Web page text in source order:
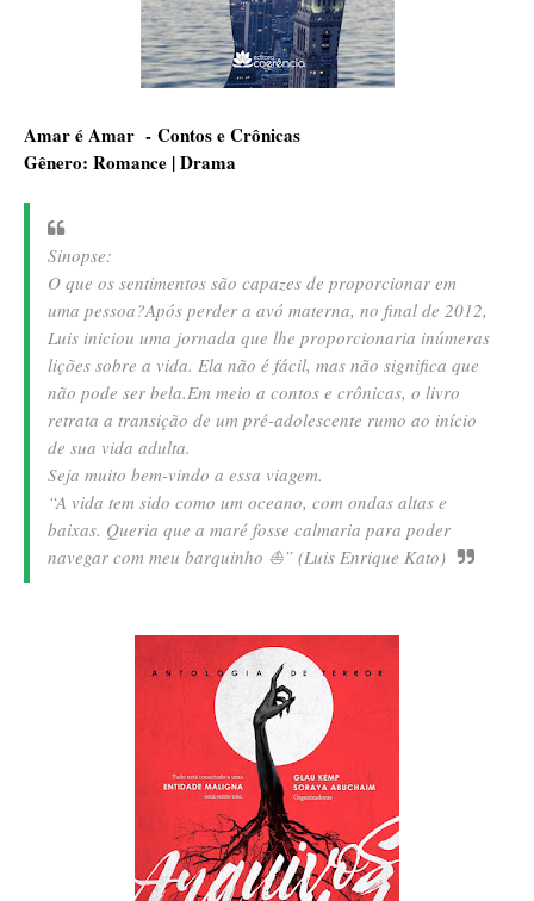
Amar é Amar - Contos e Crônicas
Gênero: Romance | Drama
Sinopse:
O que os sentimentos são capazes de proporcionar em
uma pessoa?Após perder a avó materna, no final de 2012,
Luis iniciou uma jornada que lhe proporcionaria inúmeras
lições sobre a vida. Ela não é fácil, mas não significa que
não pode ser bela.Em meio a contos e crônicas, o livro
retrata a transição de um pré-adolescente rumo ao início
de sua vida adulta.
Seja muito bem-vindo a essa viagem.
“A vida tem sido como um oceano, com ondas altas e
baixas. Queria que a maré fosse calmaria para poder
navegar com meu barquinho ⛵” (Luis Enrique Kato)